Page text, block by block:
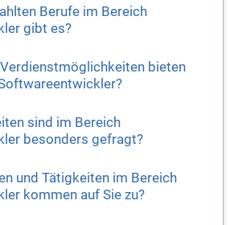
Berufe im Bereich
gibt es?
bieten
sind im Bereich
besonders gefragt?
und Tätigkeiten im Bereich
kommen auf Sie zu?